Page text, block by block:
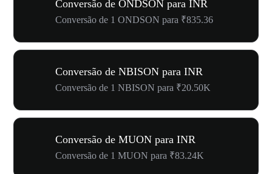
Conversão de ONDSON para INR
Conversão de 1 ONDSON para ₹835.36
Conversão de NBISON para INR
Conversão de 1 NBISON para ₹20.50K
Conversão de MUON para INR
Conversão de 1 MUON para ₹83.24K